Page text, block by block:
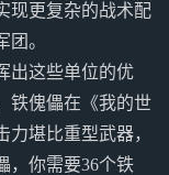
现更复杂的战术配
。
出这些单位的优
铁傀儡在《我的世
堪比重型武器，
，你需要36个铁